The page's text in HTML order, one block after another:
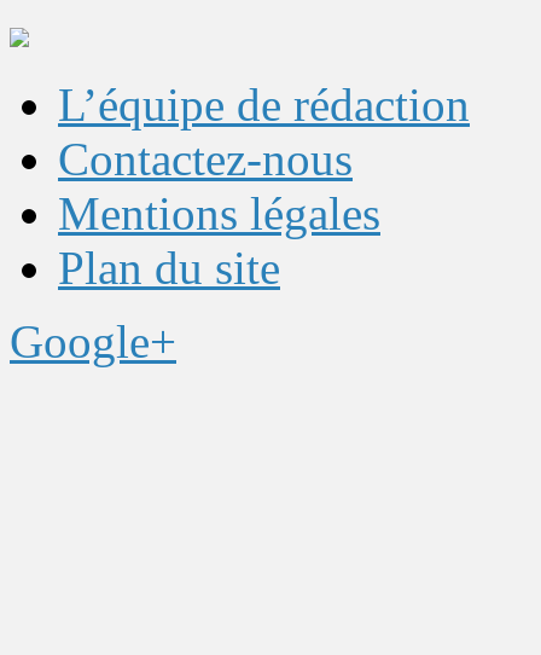
L’équipe de rédaction
Contactez-nous
Mentions légales
Plan du site
Google+